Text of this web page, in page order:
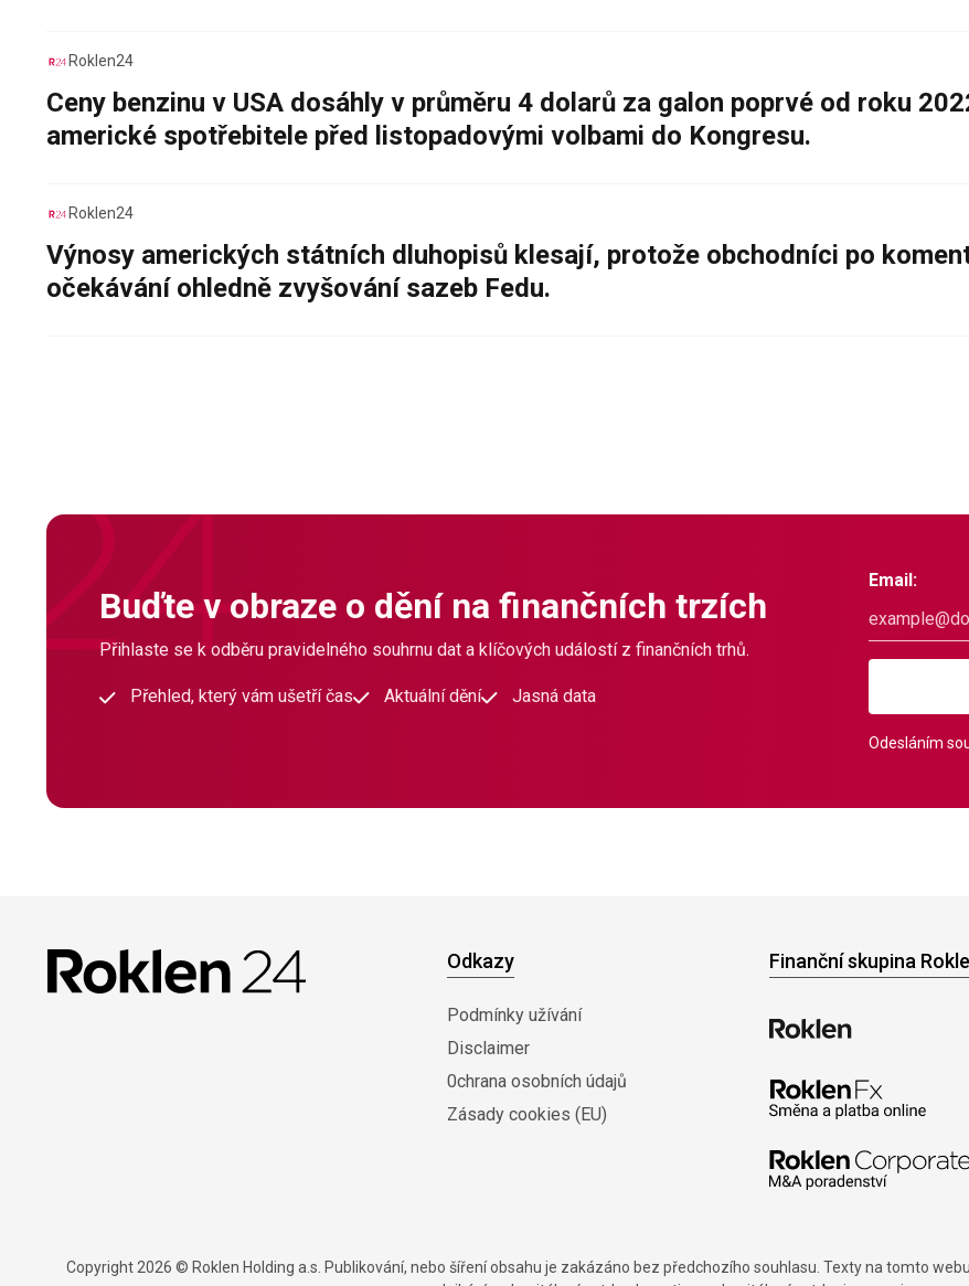
Roklen24
Ceny benzinu v USA dosáhly v průměru 4 dolarů za galon poprvé od roku
americké spotřebitele před listopadovými volbami do Kongresu.
Roklen24
Výnosy amerických státních dluhopisů klesají, protože obchodníci po
očekávání ohledně zvyšování sazeb Fedu.
Buďte v obraze o dění na finančních trzích
Přihlaste se k odběru pravidelného souhrnu dat a klíčových událostí z finančních trhů.
Přehled, který vám ušetří čas Aktuální dění Jasná data
Email:
Odesláním
Odkazy
Podmínky užívání
Disclaimer
0chrana osobních údajů
Zásady cookies (EU)
Finanční skupina
Copyright 2026 © Roklen Holding a.s. Publikování, nebo šíření obsahu je zakázáno bez předchozího souhlasu. Texty na tomto